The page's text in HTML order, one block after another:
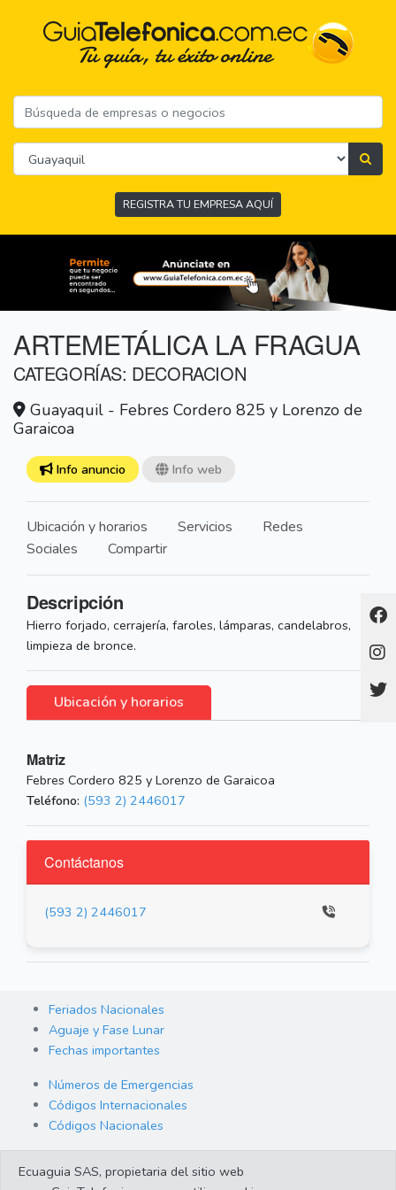
REGISTRA TU EMPRESA AQUÍ
ARTEMETÁLICA LA FRAGUA
CATEGORÍAS: DECORACION
Guayaquil - Febres Cordero 825 y Lorenzo de
Garaicoa
Info anuncio Info web
Ubicación y horarios Servicios
Redes
Sociales
Compartir
Descripción
Hierro forjado, cerrajería, faroles, lámparas, candelabros,
limpieza de bronce.
Ubicación y horarios
Matriz
Febres Cordero 825 y Lorenzo de Garaicoa
Teléfono: (593 2) 2446017
Contáctanos
(593 2) 2446017
Feriados Nacionales
Aguaje y Fase Lunar
Fechas importantes
Números de Emergencias
Códigos Internacionales
Códigos Nacionales
Cambio de Divisas
Ecuaguia SAS, propietaria del sitio web